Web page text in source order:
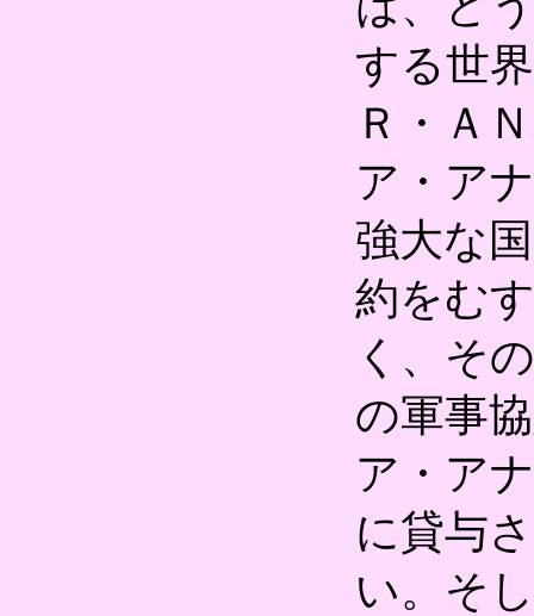
する世
Ｒ・Ａ
ア・ア
強大な
約をむ
く、そ
の軍事
ア・ア
に貸与
い。そ